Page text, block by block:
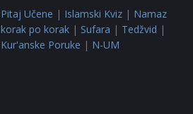
Pitaj Učene | Islamski Kviz | Namaz
korak po korak | Sufara | Tedžvid |
Kur'anske Poruke | N-UM